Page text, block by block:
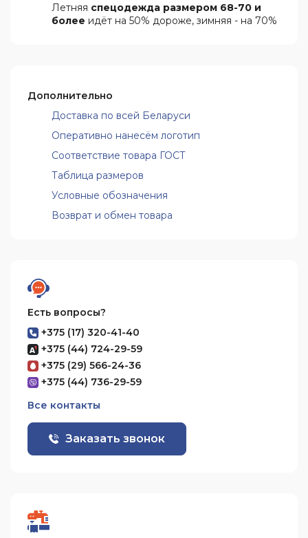
Летняя спецодежда размером 68-70 и
более идёт на 50% дороже, зимняя - на 70%
Дополнительно
Доставка по всей Беларуси
Оперативно нанесём логотип
Соответствие товара ГОСТ
Таблица размеров
Условные обозначения
Возврат и обмен товара
Есть вопросы?
+375 (17) 320-41-40
+375 (44) 724-29-59
+375 (29) 566-24-36
+375 (44) 736-29-59
Все контакты
Заказать звонок